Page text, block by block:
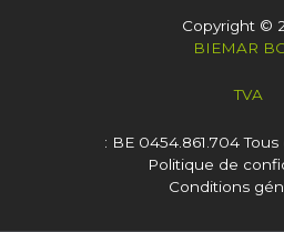
Copyright ©
BIEMAR
TVA
: BE 0454.861.704Tous
Politique de
Conditions